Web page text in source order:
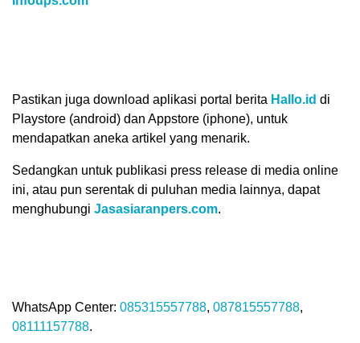
Pastikan juga download aplikasi portal berita Hallo.id di
Playstore (android) dan Appstore (iphone), untuk
mendapatkan aneka artikel yang menarik.
Sedangkan untuk publikasi press release di media online
ini, atau pun serentak di puluhan media lainnya, dapat
menghubungi Jasasiaranpers.com.
WhatsApp Center: 085315557788, 087815557788,
08111157788.